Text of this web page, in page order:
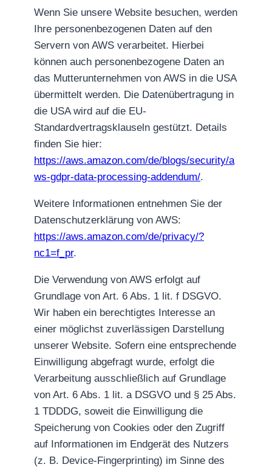
Wenn Sie unsere Website besuchen, werden
Ihre personenbezogenen Daten auf den
Servern von AWS verarbeitet. Hierbei
können auch personenbezogene Daten an
das Mutterunternehmen von AWS in die USA
übermittelt werden. Die Datenübertragung in
die USA wird auf die EU-
Standardvertragsklauseln gestützt. Details
finden Sie hier:
https://aws.amazon.com/de/blogs/security/a
ws-gdpr-data-processing-addendum/.
Weitere Informationen entnehmen Sie der
Datenschutzerklärung von AWS:
https://aws.amazon.com/de/privacy/?
nc1=f_pr.
Die Verwendung von AWS erfolgt auf
Grundlage von Art. 6 Abs. 1 lit. f DSGVO.
Wir haben ein berechtigtes Interesse an
einer möglichst zuverlässigen Darstellung
unserer Website. Sofern eine entsprechende
Einwilligung abgefragt wurde, erfolgt die
Verarbeitung ausschließlich auf Grundlage
von Art. 6 Abs. 1 lit. a DSGVO und § 25 Abs.
1 TDDDG, soweit die Einwilligung die
Speicherung von Cookies oder den Zugriff
auf Informationen im Endgerät des Nutzers
(z. B. Device-Fingerprinting) im Sinne des